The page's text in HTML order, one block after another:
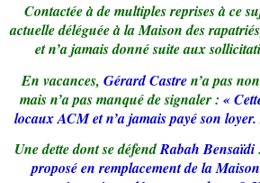
Contactée à de multiples reprises à ce
actuelle déléguée à la Maison des
et n’a jamais donné suite aux
En vacances, Gérard Castren’a pas
mais n’a pas manqué de signaler : «
locaux ACM et n’a jamais payé son
Une dette dont se défendRabah Bensaïdi
proposé en remplacement de la